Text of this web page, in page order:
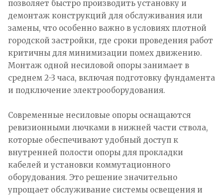
позволяет быстро производить установку и
демонтаж конструкций для обслуживания или
замены, что особенно важно в условиях плотной
городской застройки, где сроки проведения работ
критичны для минимизации помех движению.
Монтаж одной несиловой опоры занимает в
среднем 2-3 часа, включая подготовку фундамента
и подключение электрооборудования.​
Современные несиловые опоры оснащаются
ревизионными лючками в нижней части ствола,
которые обеспечивают удобный доступ к
внутренней полости опоры для прокладки
кабелей и установки коммутационного
оборудования. Это решение значительно
упрощает обслуживание системы освещения и